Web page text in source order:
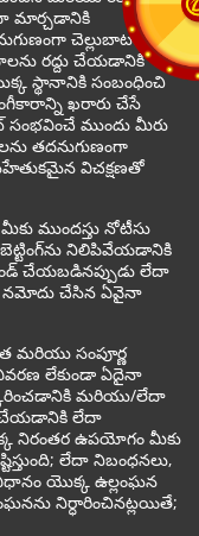
మార్చడానికి
చెల్లుబాటయ్యే,
రద్దు చేయడానికి
స్థానానికి సంబంధించి
ఖరారు చేసే
ముందు మీరు
తదనుగుణంగా
విచక్షణతో
ముందస్తు నోటీసు
నిలిపివేయడానికి
చేయబడినప్పుడు లేదా
నమోదు చేసిన ఏవైనా
మరియు సంపూర్ణ
లేకుండా ఏదైనా
మరియు/లేదా
చేయడానికి లేదా
నిరంతర ఉపయోగం మీకు
లేదా నిబంధనలు,
యొక్క ఉల్లంఘన
నిర్ధారించినట్లయితే;